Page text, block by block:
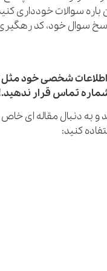
خود، کد رهگیری را
شخصی خود مثل نام و
تماس قرار ندهید.!!!!
دنبال مقاله ای خاص